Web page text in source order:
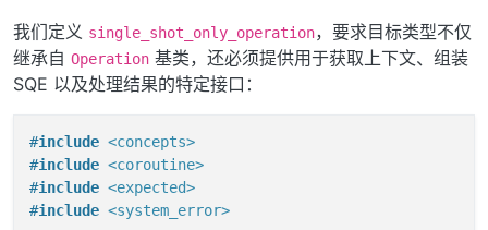
我们定义 single_shot_only_operation，要求目标类型不仅
继承自 Operation 基类，还必须提供用于获取上下文、组装
SQE 以及处理结果的特定接口：
#include <concepts>
#include <coroutine>
#include <expected>
#include <system_error>